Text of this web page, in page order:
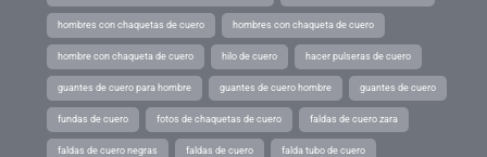
hombres con chaquetas de cuero hombres con chaqueta de cuero
hombre con chaqueta de cuero hilo de cuero hacer pulseras de cuero
guantes de cuero para hombre guantes de cuero hombre guantes de cuero
fundas de cuero fotos de chaquetas de cuero faldas de cuero zara
faldas de cuero negras faldas de cuero falda tubo de cuero